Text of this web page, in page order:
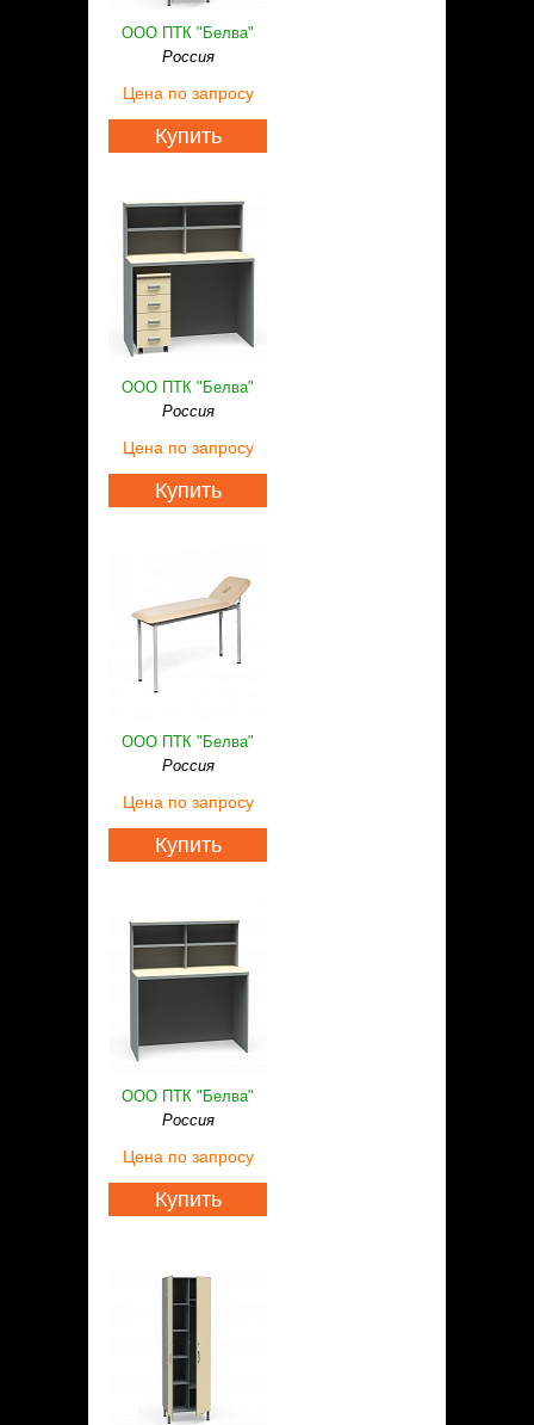
ООО ПТК "Белва"
Россия
Цена по запросу
Купить
ООО ПТК "Белва"
Россия
Цена по запросу
Купить
ООО ПТК "Белва"
Россия
Цена по запросу
Купить
ООО ПТК "Белва"
Россия
Цена по запросу
Купить